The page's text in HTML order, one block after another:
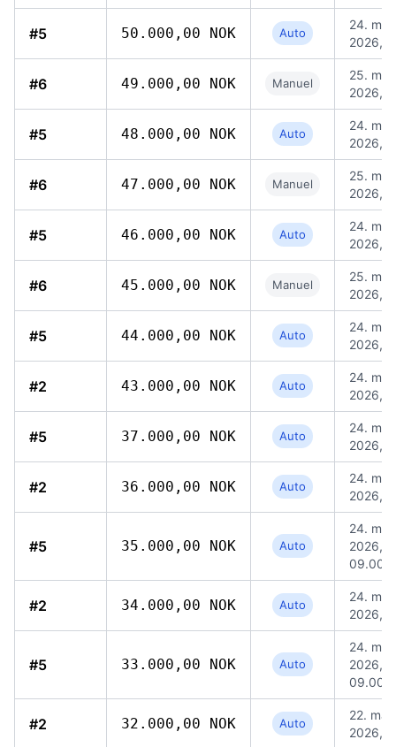
#5 50.000,00 NOK Auto
24. maj
2026,
#6 49.000,00 NOK Manuel
25. maj
2026,
#5 48.000,00 NOK Auto
24. maj
2026,
#6 47.000,00 NOK Manuel
25. maj
2026,
#5 46.000,00 NOK Auto
24. maj
2026,
#6 45.000,00 NOK Manuel
25. maj
2026,
#5 44.000,00 NOK Auto
24. maj
2026,
#2 43.000,00 NOK Auto
24. maj
2026,
#5 37.000,00 NOK Auto
24. maj
2026,
#2 36.000,00 NOK Auto
24. maj
2026,
#5 35.000,00 NOK Auto
24. maj
2026,
09.00
#2 34.000,00 NOK Auto
24. maj
2026,
#5 33.000,00 NOK Auto
24. maj
2026,
09.00
#2 32.000,00 NOK Auto
22. maj
2026,